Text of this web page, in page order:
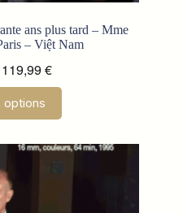
ans plus tard – Mme
– Việt Nam
119,99€Plage
de
21,99 €
à
options
variations.